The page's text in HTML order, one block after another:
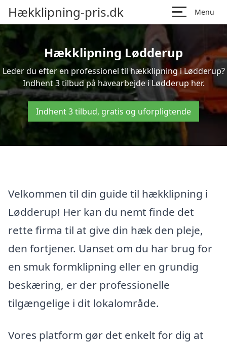
Hækklipning-pris.dk Menu
Hækklipning Lødderup
Leder du efter en professionel til hækklipning i Lødderup?
Indhent 3 tilbud på havearbejde i Lødderup her.
Indhent 3 tilbud, gratis og uforpligtende
Velkommen til din guide til hækklipning i
Lødderup! Her kan du nemt finde det
rette firma til at give din hæk den pleje,
den fortjener. Uanset om du har brug for
en smuk formklipning eller en grundig
beskæring, er der professionelle
tilgængelige i dit lokalområde.
Vores platform gør det enkelt for dig at